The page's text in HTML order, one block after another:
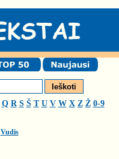
Q R S Š T U V W X Z Ž 0-9
Vudis